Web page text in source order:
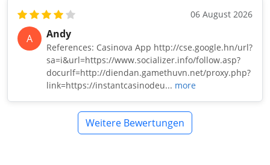
06 August 2026
A Andy
References: Casinova App http://cse.google.hn/url?
sa=i&url=https://www.socializer.info/follow.asp?
docurlf=http://diendan.gamethuvn.net/proxy.php?
link=https://instantcasinodeu... more
Weitere Bewertungen